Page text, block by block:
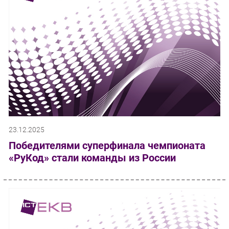
23.12.2025
Победителями суперфинала чемпионата
«РуКод» стали команды из России